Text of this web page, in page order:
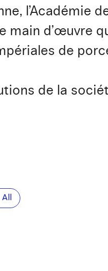
l’Académie
main d’œuvre
de
de la
All